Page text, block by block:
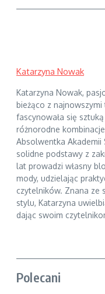
Katarzyna Nowak
Katarzyna Nowak,
bieżąco z
fascynowała się
różnorodne
Absolwentka Akademii
solidne podstawy z
lat prowadzi własny
mody, udzielając
czytelników. Znana ze
stylu, Katarzyna
dając swoim
Polecani